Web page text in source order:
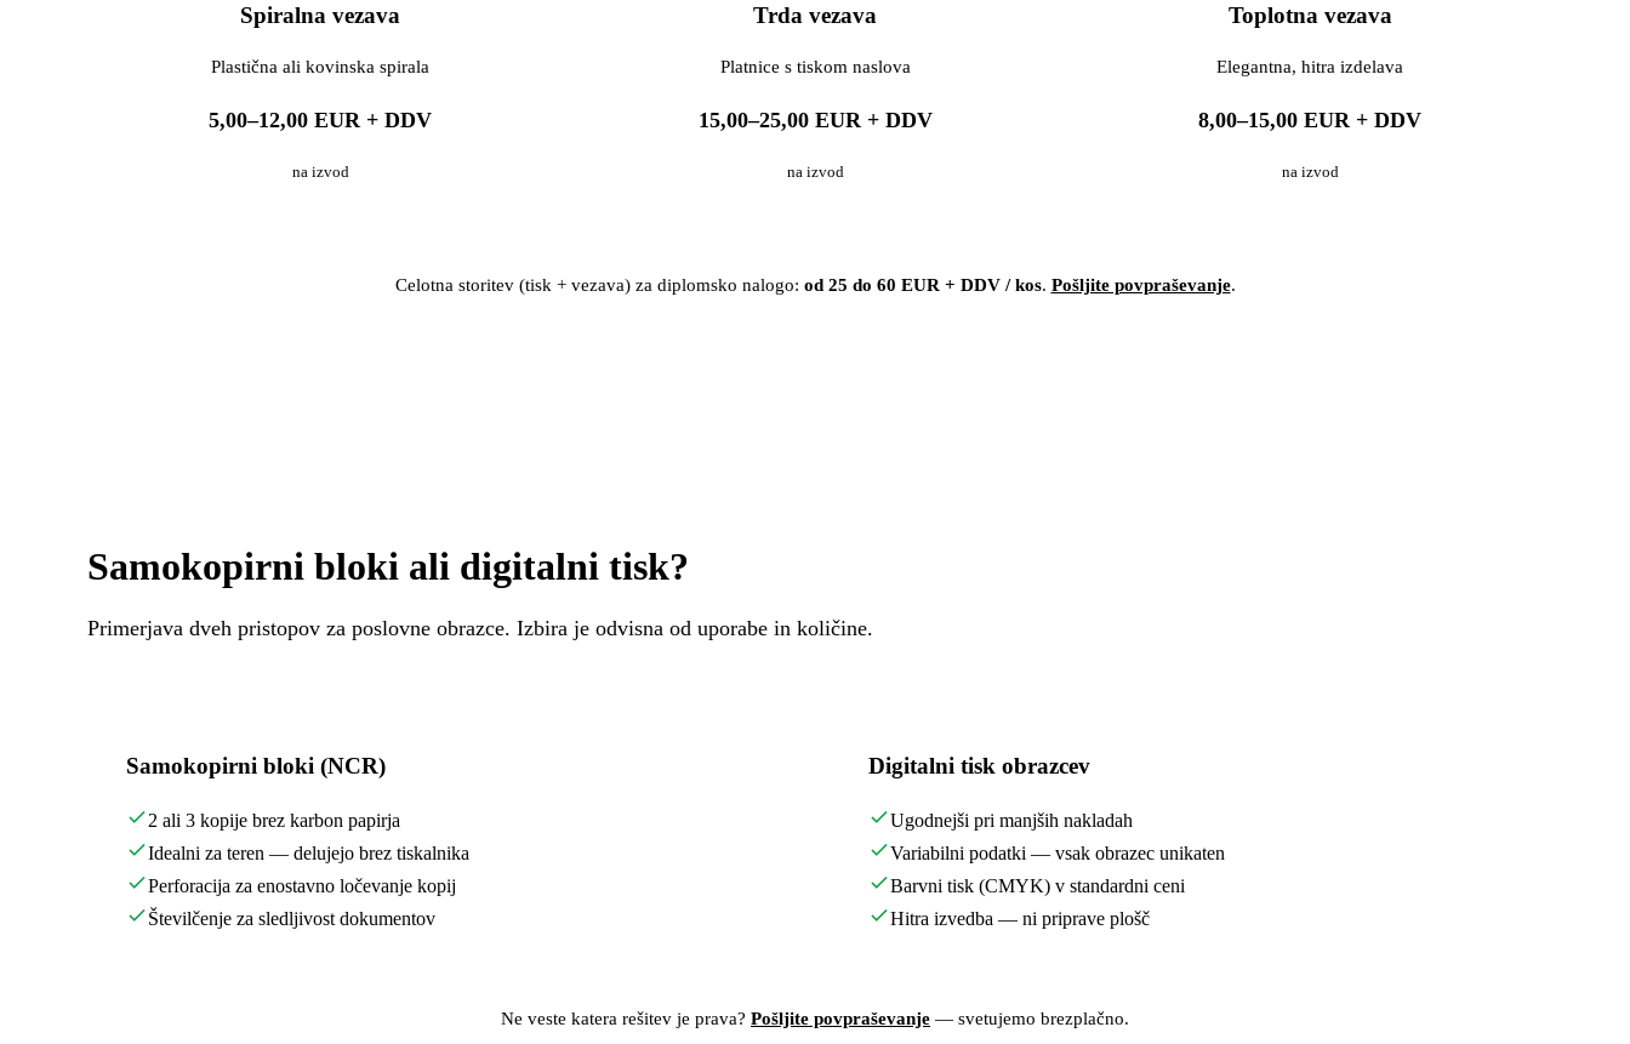
Spiralna vezava
Plastična ali kovinska spirala
5,00–12,00 EUR + DDV
na izvod
Trda vezava
Platnice s tiskom naslova
15,00–25,00 EUR + DDV
na izvod
Toplotna vezava
Elegantna, hitra izdelava
8,00–15,00 EUR + DDV
na izvod
Celotna storitev (tisk + vezava) za diplomsko nalogo: od 25 do 60 EUR + DDV / kos. Pošljite povpraševanje.
Samokopirni bloki ali digitalni tisk?
Primerjava dveh pristopov za poslovne obrazce. Izbira je odvisna od uporabe in količine.
Samokopirni bloki (NCR)
2 ali 3 kopije brez karbon papirja
Idealni za teren — delujejo brez tiskalnika
Perforacija za enostavno ločevanje kopij
Številčenje za sledljivost dokumentov
Digitalni tisk obrazcev
Ugodnejši pri manjših nakladah
Variabilni podatki — vsak obrazec unikaten
Barvni tisk (CMYK) v standardni ceni
Hitra izvedba — ni priprave plošč
Ne veste katera rešitev je prava? Pošljite povpraševanje — svetujemo brezplačno.